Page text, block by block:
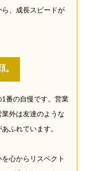
、成長スピードが
番の自慢です。営業
外は友達のような
ふれています。
心からリスペクト